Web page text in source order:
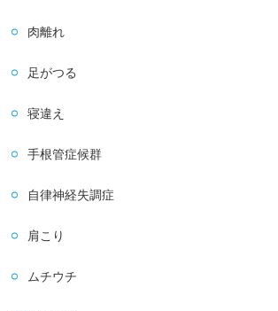
肉離れ
足がつる
寝違え
手根管症候群
自律神経失調症
肩こり
ムチウチ